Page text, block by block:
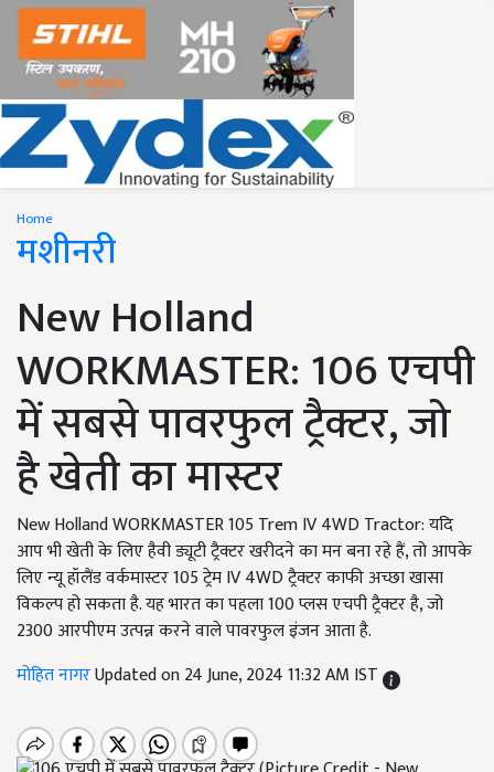
Home
मशीनरी
New Holland
WORKMASTER: 106 एचपी
में सबसे पावरफुल ट्रैक्टर, जो
है खेती का मास्टर
New Holland WORKMASTER 105 Trem IV 4WD Tractor: यदि
आप भी खेती के लिए हैवी ड्यूटी ट्रैक्टर खरीदने का मन बना रहे हैं, तो आपके
लिए न्यू हॉलैंड वर्कमास्टर 105 ट्रेम IV 4WD ट्रैक्टर काफी अच्छा खासा
विकल्प हो सकता है. यह भारत का पहला 100 प्लस एचपी ट्रैक्टर है, जो
2300 आरपीएम उत्पन्न करने वाले पावरफुल इंजन आता है.
मोहित नागरUpdated on 24 June, 2024 11:32 AM IST